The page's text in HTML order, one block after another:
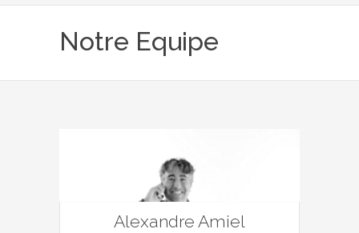
Notre Equipe
Alexandre Amiel